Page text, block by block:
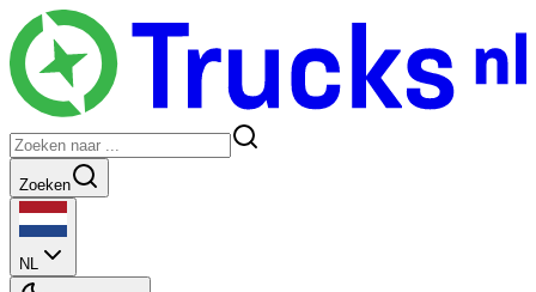
Zoeken
NL